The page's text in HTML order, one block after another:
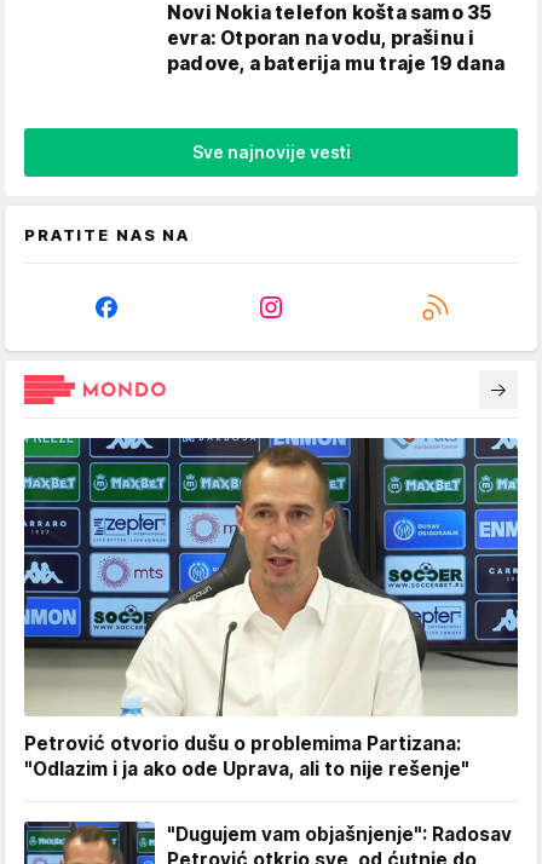
Novi Nokia telefon košta samo 35
evra: Otporan na vodu, prašinu i
padove, a baterija mu traje 19 dana
Sve najnovije vesti
PRATITE NAS NA
Petrović otvorio dušu o problemima Partizana:
"Odlazim i ja ako ode Uprava, ali to nije rešenje"
"Dugujem vam objašnjenje": Radosav